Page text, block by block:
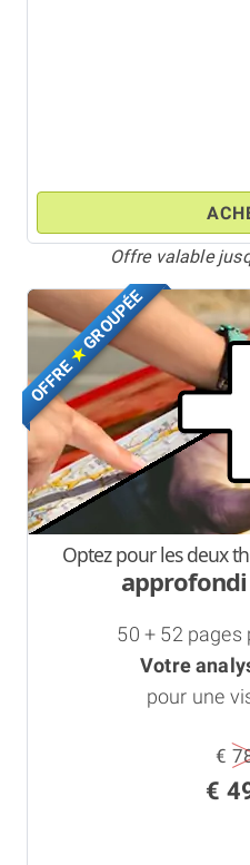
Offre valable
OFFRE★GROUPÉE
Optez pour les deux
50 + 52 pages
Votre
pour une
€
€